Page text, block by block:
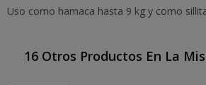
Uso como hamaca hasta 9 kg y como
16 Otros Productos En La